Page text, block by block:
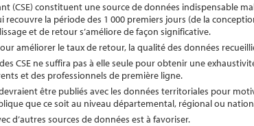
(CSE) constituent une source de données indispensable
la période des 1 000 premiers jours (de la
et de retour s’améliore de façon significative.
améliorer le taux de retour, la qualité des données
CSE ne suffira pas à elle seule pour obtenir une
et des professionnels de première ligne.
être publiés avec les données territoriales pour
que ce soit au niveau départemental, régional ou
d’autres sources de données est à favoriser.